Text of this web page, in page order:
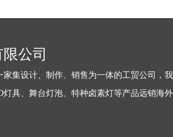
公司
集设计、制作、销售为一体的工贸公司，
具、舞台灯泡、特种卤素灯等产品远销海